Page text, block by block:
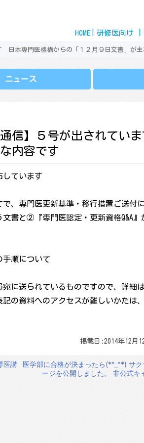
content
HOME 研修医向け
日本専門医機構からの「１２月９日文書」が主
ニュース
信】５号が出されてい
内容です
しています
、専門医更新基準・移行措置ご送付
書と②『専門医認定・更新資格Q&A』
順について
に送られているものですので、詳細
の資料へのアクセスが難しいかたは
掲載日:2014年12月
医講
医学部に合格が決まったら(*^_^*) サ
ージを公開しました。 非公式